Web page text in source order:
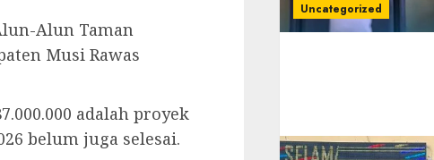
Alun Taman
Musi Rawas
adalah proyek
belum juga selesai.
Uncategorized